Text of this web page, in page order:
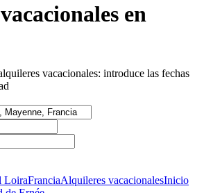
en
vacacionales: introduce las fechas
LoiraFranciaAlquileres vacacionalesInicio